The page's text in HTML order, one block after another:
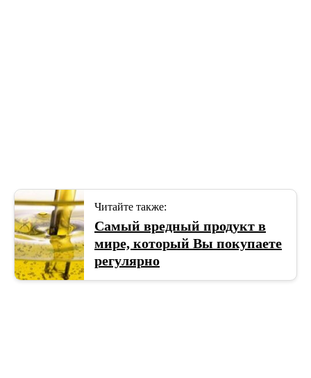
Читайте также:
Самый вредный продукт в
мире, который Вы покупаете
регулярно